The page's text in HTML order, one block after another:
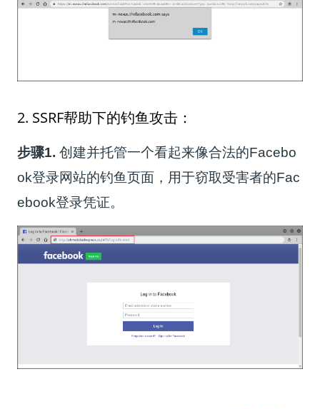
2. SSRF帮助下的钓鱼攻击：
步骤1. 创建并托管一个看起来像合法的Facebo
ok登录网站的钓鱼页面，用于窃取受害者的Fac
ebook登录凭证。